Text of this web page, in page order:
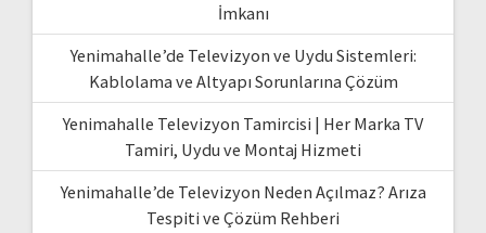
İmkanı
Yenimahalle’de Televizyon ve Uydu Sistemleri:
Kablolama ve Altyapı Sorunlarına Çözüm
Yenimahalle Televizyon Tamircisi | Her Marka TV
Tamiri, Uydu ve Montaj Hizmeti
Yenimahalle’de Televizyon Neden Açılmaz? Arıza
Tespiti ve Çözüm Rehberi